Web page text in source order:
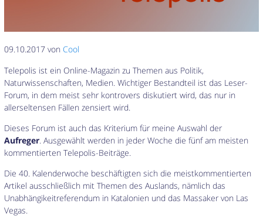
09.10.2017 vonCool
Telepolis ist ein Online-Magazin zu Themen aus Politik,
Naturwissenschaften, Medien. Wichtiger Bestandteil ist das Leser-
Forum, in dem meist sehr kontrovers diskutiert wird, das nur in
allerseltensen Fällen zensiert wird.
Dieses Forum ist auch das Kriterium für meine Auswahl der
Aufreger. Ausgewählt werden in jeder Woche die fünf am meisten
kommentierten Telepolis-Beiträge.
Die 40. Kalenderwoche beschäftigten sich die meistkommentierten
Artikel ausschließlich mit Themen des Auslands, nämlich das
Unabhängikeitreferendum in Katalonien und das Massaker von Las
Vegas.